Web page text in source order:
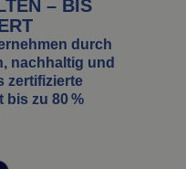
– BIS
durch
nachhaltig und
zertifizierte
bis zu 80 %